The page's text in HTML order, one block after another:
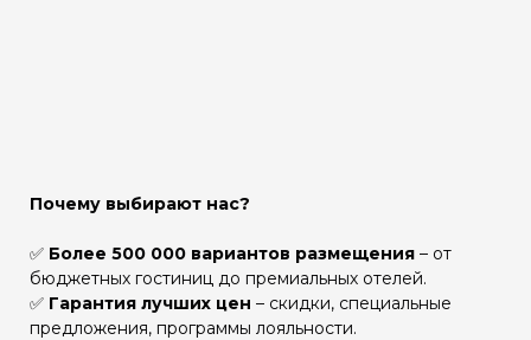
Почему выбирают нас?
✅ Более 500 000 вариантов размещения – от
бюджетных гостиниц до премиальных отелей.
✅ Гарантия лучших цен – скидки, специальные
предложения, программы лояльности.